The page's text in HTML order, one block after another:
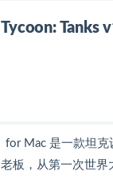
Tanks
for Mac 是一款坦
板，从第一次世